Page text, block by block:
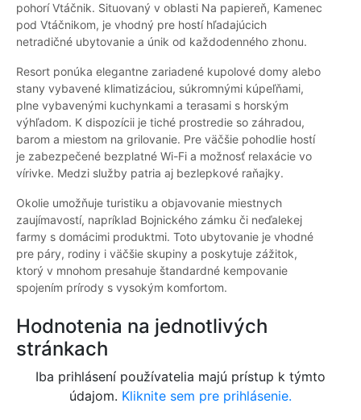
pohorí Vtáčnik. Situovaný v oblasti Na papiereň, Kamenec
pod Vtáčnikom, je vhodný pre hostí hľadajúcich
netradičné ubytovanie a únik od každodenného zhonu.
Resort ponúka elegantne zariadené kupolové domy alebo
stany vybavené klimatizáciou, súkromnými kúpeľňami,
plne vybavenými kuchynkami a terasami s horským
výhľadom. K dispozícii je tiché prostredie so záhradou,
barom a miestom na grilovanie. Pre väčšie pohodlie hostí
je zabezpečené bezplatné Wi-Fi a možnosť relaxácie vo
vírivke. Medzi služby patria aj bezlepkové raňajky.
Okolie umožňuje turistiku a objavovanie miestnych
zaujímavostí, napríklad Bojnického zámku či neďalekej
farmy s domácimi produktmi. Toto ubytovanie je vhodné
pre páry, rodiny i väčšie skupiny a poskytuje zážitok,
ktorý v mnohom presahuje štandardné kempovanie
spojením prírody s vysokým komfortom.
Hodnotenia na jednotlivých
stránkach
Iba prihlásení používatelia majú prístup k týmto
údajom. Kliknite sem pre prihlásenie.